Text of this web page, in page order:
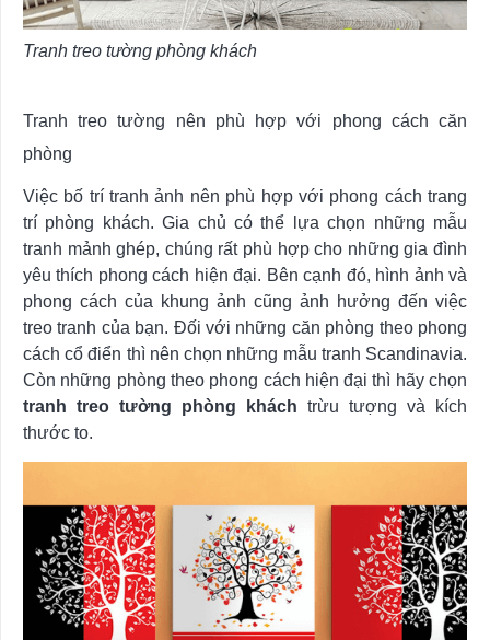
Tranh treo tường phòng khách
Tranh treo tường nên phù hợp với phong cách căn
phòng
Việc bố trí tranh ảnh nên phù hợp với phong cách trang
trí phòng khách. Gia chủ có thể lựa chọn những mẫu
tranh mảnh ghép, chúng rất phù hợp cho những gia đình
yêu thích phong cách hiện đại. Bên cạnh đó, hình ảnh và
phong cách của khung ảnh cũng ảnh hưởng đến việc
treo tranh của bạn. Đối với những căn phòng theo phong
cách cổ điển thì nên chọn những mẫu tranh Scandinavia.
Còn những phòng theo phong cách hiện đại thì hãy chọn
tranh treo tường phòng khách trừu tượng và kích
thước to.